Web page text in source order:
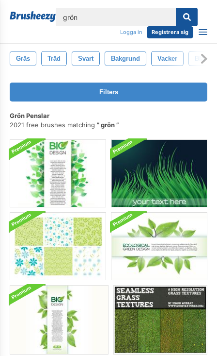
Logga in Registrera sig
Gräs Träd Svart Bakgrund Vacker Blå
Filters
Grön Penslar
2021 free brushes matching
grön